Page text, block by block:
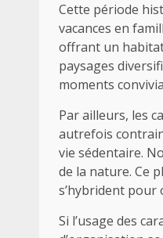
Cette période
vacances en
offrant un habitat
paysages
moments
Par ailleurs, les
autrefois
vie sédentaire.
de la nature. Ce
s’hybrident pour
Si l’usage des